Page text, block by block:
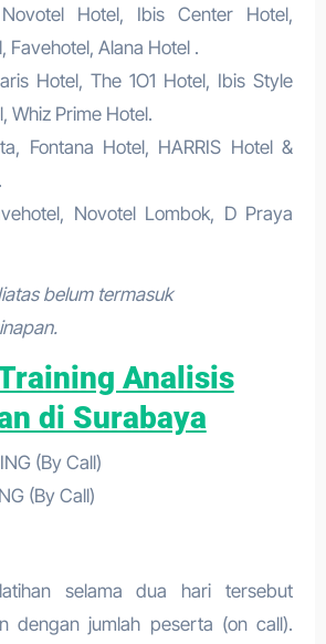
Hotel, Ibis Center Hotel,
Favehotel, Alana Hotel .
Hotel, The 1O1 Hotel, Ibis Style
Whiz Prime Hotel.
Fontana Hotel, HARRIS Hotel &
Novotel Lombok, D Praya
belum termasuk
Analisis
di Surabaya
(By Call)
(By Call)
selama dua hari tersebut
dengan jumlah peserta (on call).